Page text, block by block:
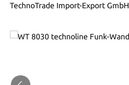
TechnoTrade Import-Export GmbH